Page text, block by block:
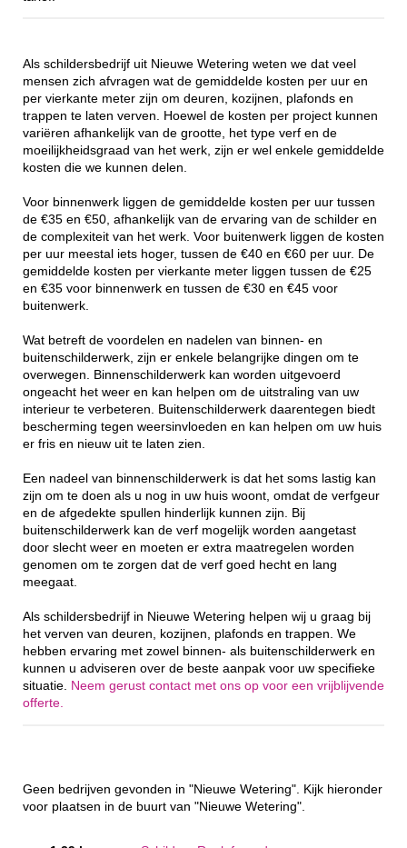
Als schildersbedrijf uit Nieuwe Wetering weten we dat veel
mensen zich afvragen wat de gemiddelde kosten per uur en
per vierkante meter zijn om deuren, kozijnen, plafonds en
trappen te laten verven. Hoewel de kosten per project kunnen
variëren afhankelijk van de grootte, het type verf en de
moeilijkheidsgraad van het werk, zijn er wel enkele gemiddelde
kosten die we kunnen delen.
Voor binnenwerk liggen de gemiddelde kosten per uur tussen
de €35 en €50, afhankelijk van de ervaring van de schilder en
de complexiteit van het werk. Voor buitenwerk liggen de kosten
per uur meestal iets hoger, tussen de €40 en €60 per uur. De
gemiddelde kosten per vierkante meter liggen tussen de €25
en €35 voor binnenwerk en tussen de €30 en €45 voor
buitenwerk.
Wat betreft de voordelen en nadelen van binnen- en
buitenschilderwerk, zijn er enkele belangrijke dingen om te
overwegen. Binnenschilderwerk kan worden uitgevoerd
ongeacht het weer en kan helpen om de uitstraling van uw
interieur te verbeteren. Buitenschilderwerk daarentegen biedt
bescherming tegen weersinvloeden en kan helpen om uw huis
er fris en nieuw uit te laten zien.
Een nadeel van binnenschilderwerk is dat het soms lastig kan
zijn om te doen als u nog in uw huis woont, omdat de verfgeur
en de afgedekte spullen hinderlijk kunnen zijn. Bij
buitenschilderwerk kan de verf mogelijk worden aangetast
door slecht weer en moeten er extra maatregelen worden
genomen om te zorgen dat de verf goed hecht en lang
meegaat.
Als schildersbedrijf in Nieuwe Wetering helpen wij u graag bij
het verven van deuren, kozijnen, plafonds en trappen. We
hebben ervaring met zowel binnen- als buitenschilderwerk en
kunnen u adviseren over de beste aanpak voor uw specifieke
situatie. Neem gerust contact met ons op voor een vrijblijvende
offerte.
Geen bedrijven gevonden in "Nieuwe Wetering". Kijk hieronder
voor plaatsen in de buurt van "Nieuwe Wetering".